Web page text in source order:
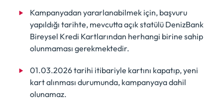
Kampanyadan yararlanabilmek için, başvuru
yapıldığı tarihte, mevcutta açık statülü DenizBank
Bireysel Kredi Kartlarından herhangi birine sahip
olunmaması gerekmektedir.
01.03.2026 tarihi itibariyle kartını kapatıp, yeni
kart alınması durumunda, kampanyaya dahil
olunamaz.